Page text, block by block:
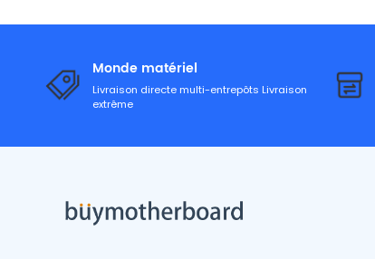
Monde matériel
Livraison directe multi-entrepôts Livraison
extrême